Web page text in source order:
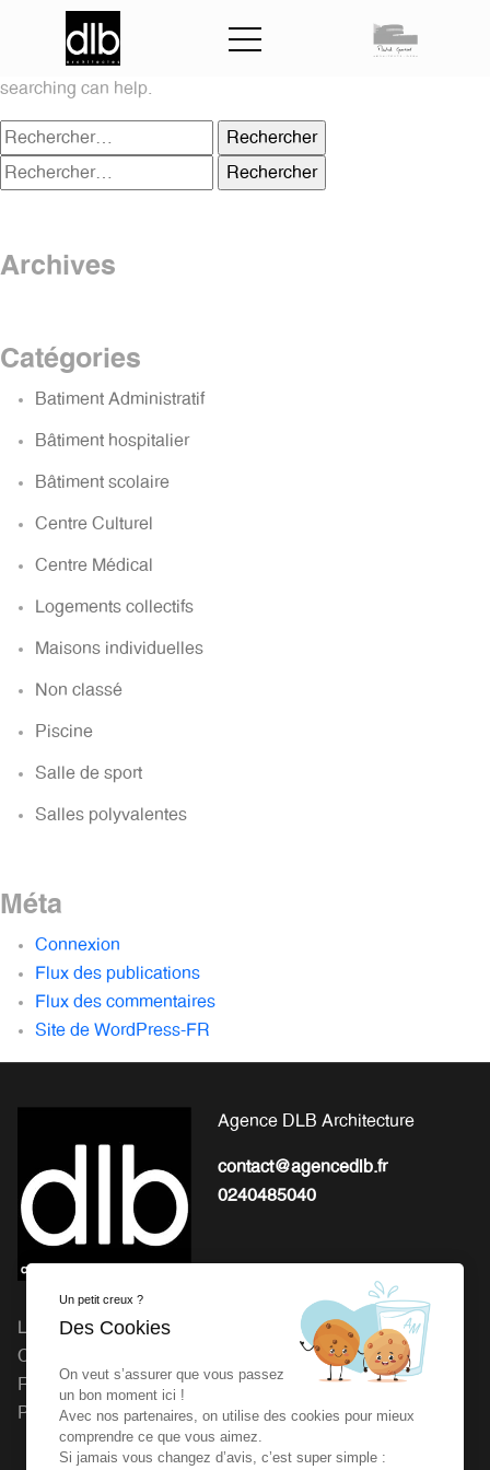
Nothing Found
It seems we can’t find what you’re looking for. Perhaps
searching can help.
Rechercher :
Rechercher :
Archives
Catégories
Batiment Administratif
Bâtiment hospitalier
Bâtiment scolaire
Centre Culturel
Centre Médical
Logements collectifs
Maisons individuelles
Non classé
Piscine
Salle de sport
Salles polyvalentes
Méta
Connexion
Flux des publications
Flux des commentaires
Site de WordPress-FR
Agence DLB Architecture
contact@agencedlb.fr
0240485040
L'EXPERTISE POUR LA
CONCEPTION ET LA
RÉALISATION DE VOS
PROJETS
Michel Gourion : 41 Route
de Granville, 50800 Fleury
Agence dlb : 27 rue de la
Vrière 44240 LA
CHAPELLE SUR ERDRE
Un petit creux ?
Des Cookies
On veut s’assurer que vous passez
un bon moment ici !
Avec nos partenaires, on utilise des cookies pour mieux
comprendre ce que vous aimez.
Si jamais vous changez d’avis, c’est super simple :